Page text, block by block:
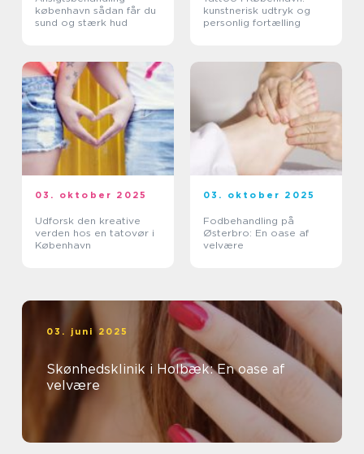
københavn sådan får du
sund og stærk hud
kunstnerisk udtryk og
personlig fortælling
03. oktober 2025
Udforsk den kreative
verden hos en tatovør i
København
03. oktober 2025
Fodbehandling på
Østerbro: En oase af
velvære
03. juni 2025
Skønhedsklinik i Holbæk: En oase af
velvære